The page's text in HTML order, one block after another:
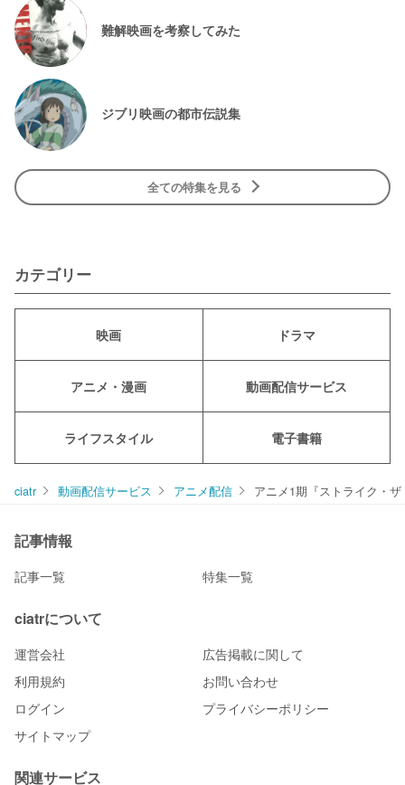
難解映画を考察してみた
ジブリ映画の都市伝説集
全ての特集を見る
カテゴリー
映画 ドラマ
アニメ・漫画 動画配信サービス
ライフスタイル 電子書籍
ciatr 動画配信サービス アニメ配信 アニメ1期『ストライク・
記事情報
記事一覧 特集一覧
ciatrについて
運営会社
広告掲載に関して
利用規約
お問い合わせ
ログイン
プライバシーポリシー
サイトマップ
関連サービス